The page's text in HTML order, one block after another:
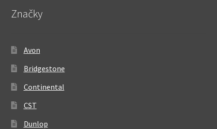
Značky
Avon
Bridgestone
Continental
CST
Dunlop